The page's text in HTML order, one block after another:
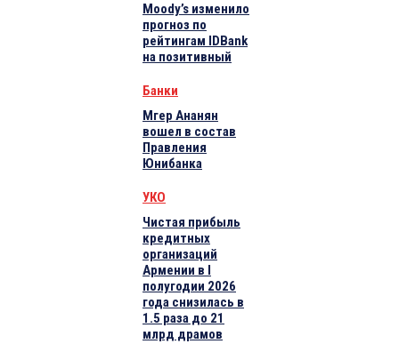
Moody’s изменило
прогноз по
рейтингам IDBank
на позитивный
Банки
Мгер Ананян
вошел в состав
Правления
Юнибанка
УКО
Чистая прибыль
кредитных
организаций
Армении в I
полугодии 2026
года снизилась в
1.5 раза до 21
млрд драмов